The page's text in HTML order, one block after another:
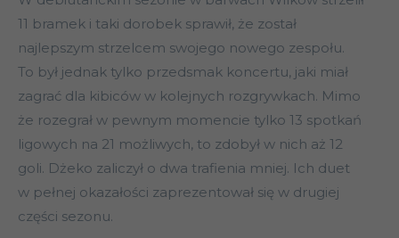
11 bramek i taki dorobek sprawił, że został
najlepszym strzelcem swojego nowego zespołu.
To był jednak tylko przedsmak koncertu, jaki miał
zagrać dla kibiców w kolejnych rozgrywkach. Mimo
że rozegrał w pewnym momencie tylko 13 spotkań
ligowych na 21 możliwych, to zdobył w nich aż 12
goli. Dżeko zaliczył o dwa trafienia mniej. Ich duet
w pełnej okazałości zaprezentował się w drugiej
części sezonu.